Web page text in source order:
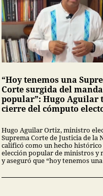
“Hoy tenemos una
Corte surgida del
popular”: Hugo Aguilar
cierre del cómputo
Hugo Aguilar Ortiz, ministro
Suprema Corte de Justicia de la
calificó como un hecho
elección popular de ministros y
y aseguró que “hoy tenemos